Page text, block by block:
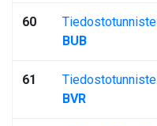
60
Tiedostotunniste
BUB
61
Tiedostotunniste
BVR